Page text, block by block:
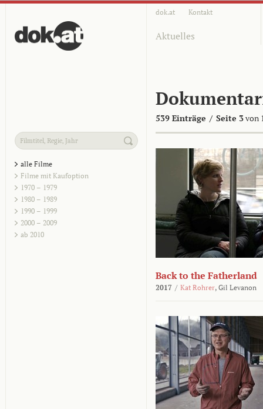
dok.at Kontakt
Aktuelles
539 Einträge / Seite 3von
alle Filme
Filme mit Kaufoption
1970 – 1979
1980 – 1989
1990 – 1999
2000 – 2009
ab 2010
Back to the Fatherland
2017 / Kat Rohrer, Gil Levanon